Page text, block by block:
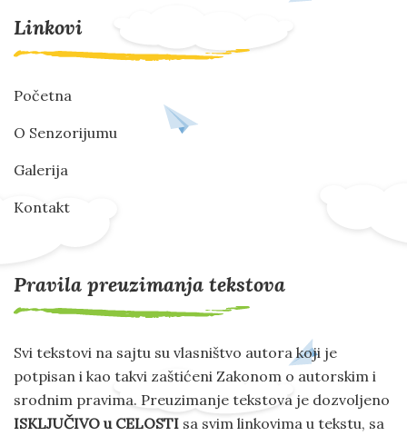
Linkovi
Početna
O Senzorijumu
Galerija
Kontakt
Pravila preuzimanja tekstova
Svi tekstovi na sajtu su vlasništvo autora koji je
potpisan i kao takvi zaštićeni Zakonom o autorskim i
srodnim pravima. Preuzimanje tekstova je dozvoljeno
ISKLJUČIVO u CELOSTI sa svim linkovima u tekstu, sa